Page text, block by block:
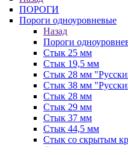
ПОРОГИ
Пороги одноуровневые
Назад
Пороги
Стык 25 мм
Стык 19,5 мм
Стык 28 мм
Стык 38 мм
Стык 28 мм
Стык 29 мм
Стык 37 мм
Стык 44,5 мм
Стык со скрытым